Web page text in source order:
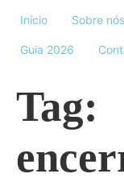
Início Sobre nós
Guia 2026
Tag: